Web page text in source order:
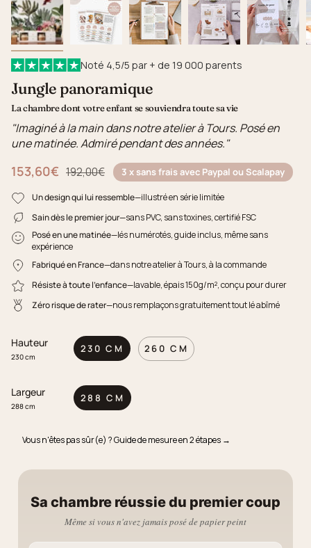
Noté 4,5/5 par + de 19 000 parents
Jungle panoramique
La chambre dont votre enfant se souviendra toute sa vie
"Imaginé à la main dans notre atelier à Tours. Posé en
une matinée. Admiré pendant des années."
153,60€
Prix régulier 192,00€ 3 x sans frais avec Paypal ou Scalapay
Un design qui lui ressemble—illustré en série limitée
Sain dès le premier jour—sans PVC, sans toxines, certifié FSC
Posé en une matinée—lés numérotés, guide inclus, même sans
expérience
Fabriqué en France—dans notre atelier à Tours, à la commande
Résiste à toute l'enfance—lavable, épais 150g/m², conçu pour durer
Zéro risque de rater—nous remplaçons gratuitement tout lé abîmé
Hauteur
230 cm
230 CM 260 CM
Largeur
288 cm
288 CM
Vous n'êtes pas sûr(e) ? Guide de mesure en 2 étapes →
Sa chambre réussie du premier coup
Même si vous n'avez jamais posé de papier peint